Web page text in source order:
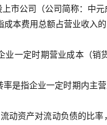
市公司（公司简称：中
成本费用总额占营业收入
业一定时期营业成本（销
率是指企业一定时期内主
动资产对流动负债的比